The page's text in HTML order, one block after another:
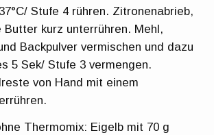
Stufe 4 rühren. Zitronenabrieb,
Butter kurz unterrühren. Mehl,
Backpulver vermischen und dazu
5 Sek/ Stufe 3 vermengen.
von Hand mit einem
Thermomix: Eigelb mit 70 g